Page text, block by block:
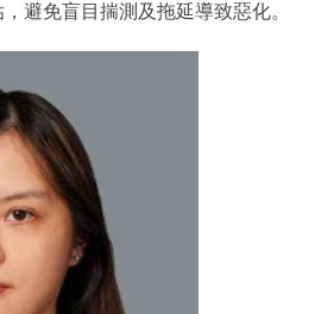
避免盲目揣測及拖延導致惡化。